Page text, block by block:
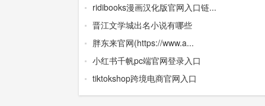
ridibooks漫画汉化版官网入口链...
晋江文学城出名小说有哪些
胖东来官网(https://www.a...
小红书千帆pc端官网登录入口
tiktokshop跨境电商官网入口